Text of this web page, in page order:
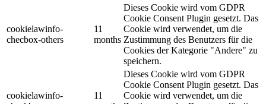
cookielawinfo-
checbox-others
11
months
Dieses Cookie wird vom GDPR
Cookie Consent Plugin gesetzt. Das
Cookie wird verwendet, um die
Zustimmung des Benutzers für die
Cookies der Kategorie "Andere" zu
speichern.
cookielawinfo-
11
Dieses Cookie wird vom GDPR
Cookie Consent Plugin gesetzt. Das
Cookie wird verwendet, um die